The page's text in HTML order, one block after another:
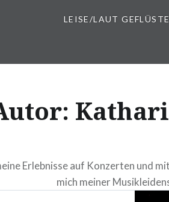
LEISE/LAUT
Erlebnisse auf Konzerten und
mich meiner